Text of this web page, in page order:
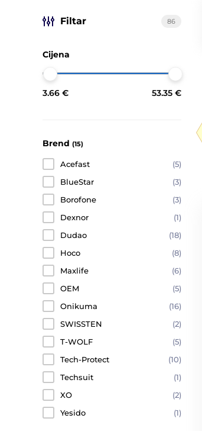
Filtar 86
Cijena
3.66 € 53.35 €
Brend (15)
Acefast
(5)
BlueStar
(3)
Borofone
(3)
Dexnor
(1)
Dudao
(18)
Hoco
(8)
Maxlife
(6)
OEM
(5)
Onikuma
(16)
SWISSTEN
(2)
T-WOLF
(5)
Tech-Protect
(10)
Techsuit
(1)
XO
(2)
Yesido
(1)